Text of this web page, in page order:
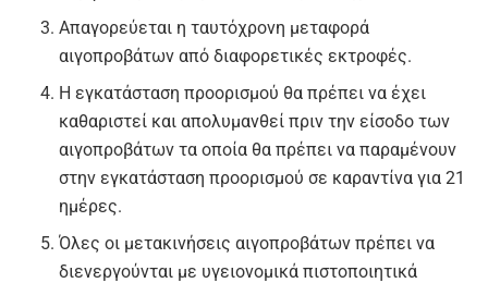
Απαγορεύεται η ταυτόχρονη μεταφορά
αιγοπροβάτων από διαφορετικές εκτροφές.
Η εγκατάσταση προορισμού θα πρέπει να έχει
καθαριστεί και απολυμανθεί πριν την είσοδο των
αιγοπροβάτων τα οποία θα πρέπει να παραμένουν
στην εγκατάσταση προορισμού σε καραντίνα για 21
ημέρες.
Όλες οι μετακινήσεις αιγοπροβάτων πρέπει να
διενεργούνται με υγειονομικά πιστοποιητικά